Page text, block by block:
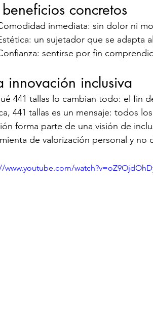
beneficios concretos
inmediata: sin dolor ni
un sujetador que se adapta
sentirse por fin
innovación inclusiva
441 tallas lo cambian todo: el fin
441 tallas es un mensaje: todos
forma parte de una visión de
de valorización personal y no
www.youtube.com/